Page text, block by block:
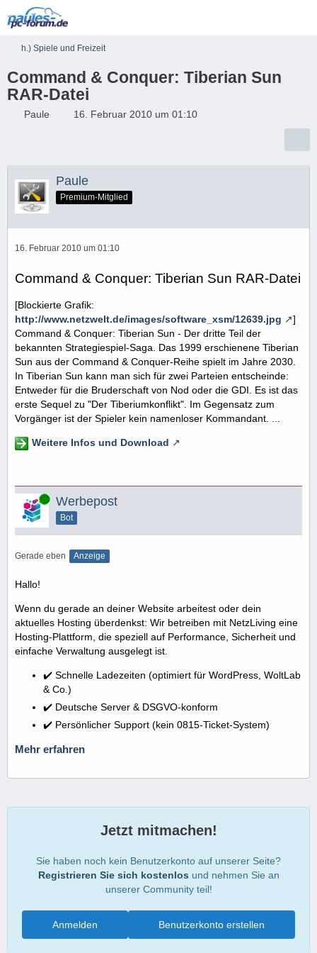
h.) Spiele und Freizeit
Command & Conquer: Tiberian Sun
RAR-Datei
Paule 16. Februar 2010 um 01:10
Paule
Premium-Mitglied
16. Februar 2010 um 01:10
Command & Conquer: Tiberian Sun RAR-Datei
[Blockierte Grafik:
http://www.netzwelt.de/images/software_xsm/12639.jpg
]
Command & Conquer: Tiberian Sun - Der dritte Teil der
bekannten Strategiespiel-Saga. Das 1999 erschienene Tiberian
Sun aus der Command & Conquer-Reihe spielt im Jahre 2030.
In Tiberian Sun kann man sich für zwei Parteien entscheinde:
Entweder für die Bruderschaft von Nod oder die GDI. Es ist das
erste Sequel zu "Der Tiberiumkonflikt". Im Gegensatz zum
Vorgänger ist der Spieler kein namenloser Kommandant. ...
Weitere Infos und Download
Online Werbepost
Bot
Gerade eben Anzeige
Hallo!
Wenn du gerade an deiner Website arbeitest oder dein
aktuelles Hosting überdenkst: Wir betreiben mit NetzLiving eine
Hosting-Plattform, die speziell auf Performance, Sicherheit und
einfache Verwaltung ausgelegt ist.
✔️ Schnelle Ladezeiten (optimiert für WordPress, WoltLab
& Co.)
✔️ Deutsche Server & DSGVO-konform
✔️ Persönlicher Support (kein 0815-Ticket-System)
Mehr erfahren
Jetzt mitmachen!
Sie haben noch kein Benutzerkonto auf unserer Seite?
Registrieren Sie sich kostenlos und nehmen Sie an
unserer Community teil!
Benutzerkonto erstellen
Anmelden